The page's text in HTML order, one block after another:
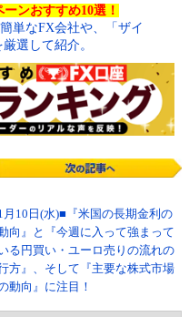
ンおすすめ10選！
単なFX会社や、「ザイ
選して紹介。
月10日(水)■『米国の長期金利の
向』と『今週に入って強まって
る円買い・ユーロ売りの流れの
方』、そして『主要な株式市場
動向』に注目！